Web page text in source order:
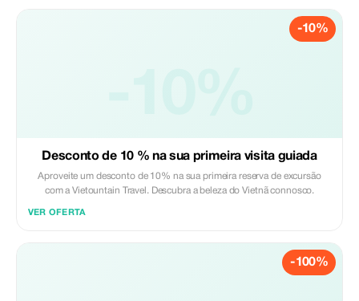
-10%
Desconto de 10 % na sua primeira visita guiada
Aproveite um desconto de 10% na sua primeira reserva de excursão
com a Vietountain Travel. Descubra a beleza do Vietnã connosco.
VER OFERTA
-100%